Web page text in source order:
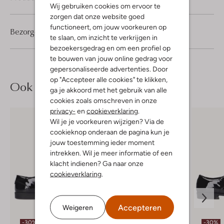
Wij gebruiken cookies om ervoor te
zorgen dat onze website goed
functioneert, om jouw voorkeuren op
te slaan, om inzicht te verkrijgen in
bezoekersgedrag en om een profiel op
te bouwen van jouw online gedrag voor
gepersonaliseerde advertenties. Door
op "Accepteer alle cookies" te klikken,
ga je akkoord met het gebruik van alle
cookies zoals omschreven in onze
privacy- en cookieverklaring.
Wil je je voorkeuren wijzigen? Via de
cookieknop onderaan de pagina kun je
jouw toestemming ieder moment
intrekken. Wil je meer informatie of een
klacht indienen? Ga naar onze
cookieverklaring.
Weigeren Accepteren
Bezorgen & retourneren
Ook iets voor jou?